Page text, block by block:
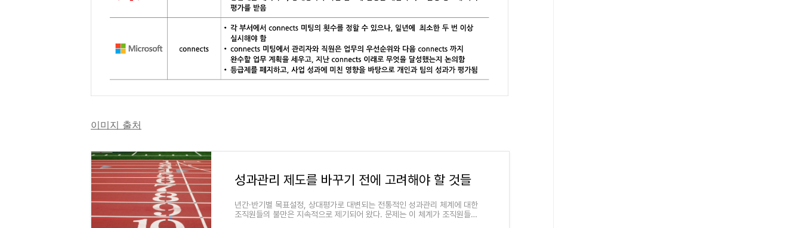
이미지 출처
성과관리 제도를 바꾸기 전에 고려해야 할 것들
년간·반기별 목표설정, 상대평가로 대변되는 전통적인 성과관리 체계에 대한
조직원들의 불만은 지속적으로 제기되어 왔다. 문제는 이 체계가 조직원들의